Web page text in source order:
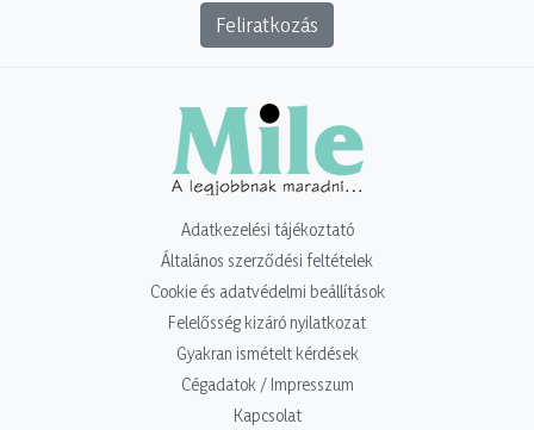
Feliratkozás
Adatkezelési tájékoztató
Általános szerződési feltételek
Cookie és adatvédelmi beállítások
Felelősség kizáró nyilatkozat
Gyakran ismételt kérdések
Cégadatok / Impresszum
Kapcsolat